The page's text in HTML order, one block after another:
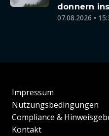
donnern
07.08.2026 •
Impressum
Nutzungsbedingungen
Compliance &
Kontakt